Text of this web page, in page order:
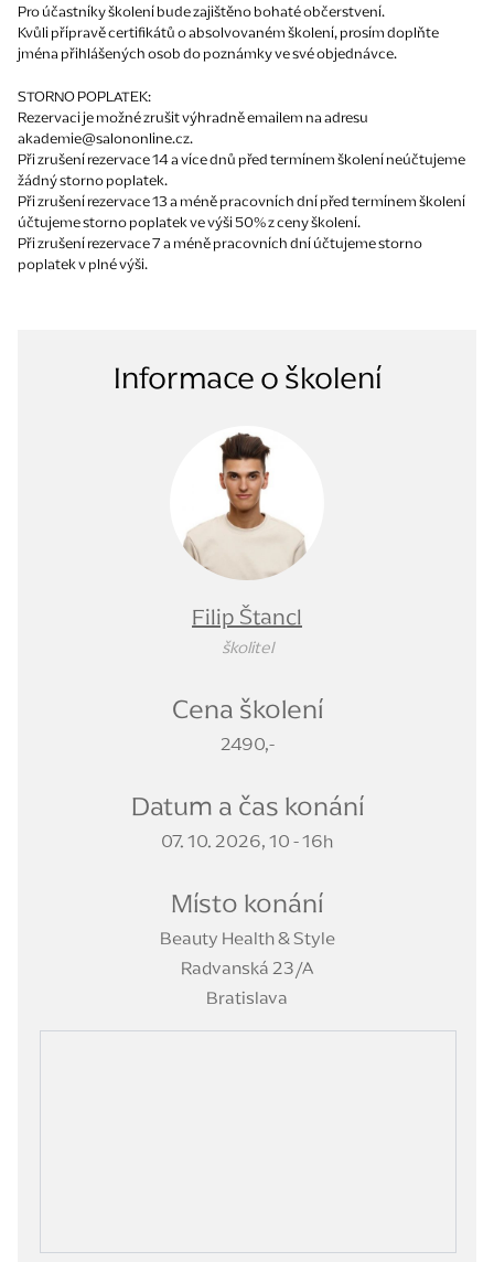
Pro účastníky školení bude zajištěno bohaté občerstvení.
Kvůli přípravě certifikátů o absolvovaném školení, prosím doplňte
jména přihlášených osob do poznámky ve své objednávce.
STORNO POPLATEK:
Rezervaci je možné zrušit výhradně emailem na adresu
akademie@salononline.cz.
Při zrušení rezervace 14 a více dnů před termínem školení neúčtujeme
žádný storno poplatek.
Při zrušení rezervace 13 a méně pracovních dní před termínem školení
účtujeme storno poplatek ve výši 50% z ceny školení.
Při zrušení rezervace 7 a méně pracovních dní účtujeme storno
poplatek v plné výši.
Informace o školení
Filip Štancl
školitel
Cena školení
2490,-
Datum a čas konání
07. 10. 2026, 10 - 16h
Místo konání
Beauty Health & Style
Radvanská 23/A
Bratislava